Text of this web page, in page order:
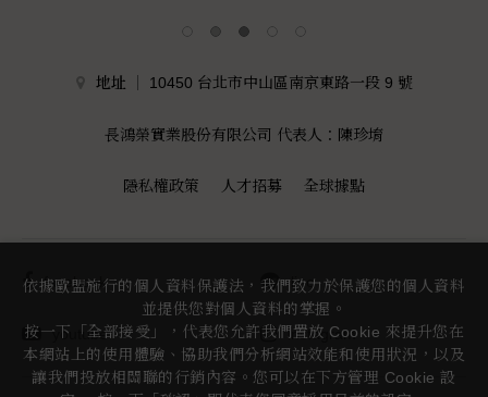
地址 10450 台北市中山區南京東路一段 9 號
長鴻榮實業股份有限公司 代表人：陳珍堉
隱私權政策 人才招募 全球據點
facebook line
youtube instagram
依據歐盟施行的個人資料保護法，我們致力於保護您的個人資料
並提供您對個人資料的掌握。
按一下「全部接受」，代表您允許我們置放 Cookie 來提升您在
本網站上的使用體驗、協助我們分析網站效能和使用狀況，以及
讓我們投放相關聯的行銷內容。您可以在下方管理 Cookie 設